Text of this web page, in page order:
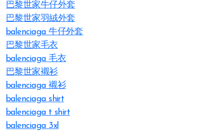
巴黎世家牛仔外套
巴黎世家羽絨外套
balenciaga 牛仔外套
巴黎世家毛衣
balenciaga 毛衣
巴黎世家襯衫
balenciaga 襯衫
balenciaga shirt
balenciaga t shirt
balenciaga 3xl